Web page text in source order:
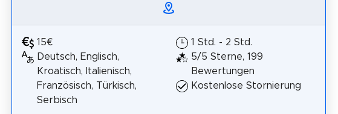
15€
Deutsch, Englisch,
Kroatisch, Italienisch,
Französisch, Türkisch,
Serbisch
1 Std. - 2 Std.
5/5 Sterne, 199
Bewertungen
Kostenlose Stornierung